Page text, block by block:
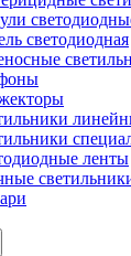
светодиодная
ленты